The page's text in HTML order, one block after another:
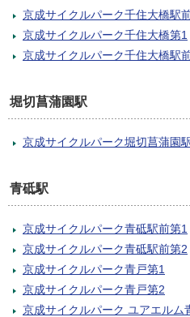
京成サイクルパーク千住大橋駅
京成サイクルパーク千住大橋第1
京成サイクルパーク千住大橋駅
堀切菖蒲園駅
京成サイクルパーク堀切菖蒲園
青砥駅
京成サイクルパーク青砥駅前第1
京成サイクルパーク青砥駅前第2
京成サイクルパーク青戸第1
京成サイクルパーク青戸第2
京成サイクルパーク ユアエルム